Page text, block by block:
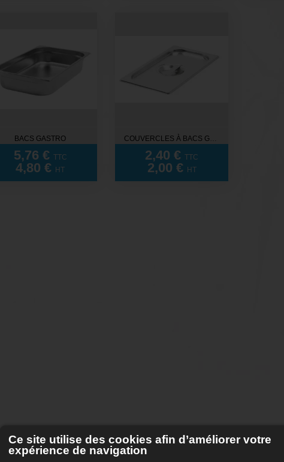
BACS GASTRO
5,76 € TTC
4,80 € HT
2,40 €TTC
2,00 € HT
Ce site utilise des cookies afin d’améliorer votre
expérience de navigation